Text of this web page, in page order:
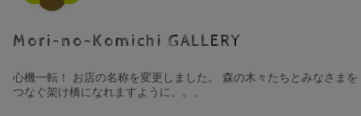
Mori-no-Komichi GALLERY
心機一転！ お店の名称を変更しました。 森の木々たちとみなさまを
つなぐ架け橋になれますように。。。